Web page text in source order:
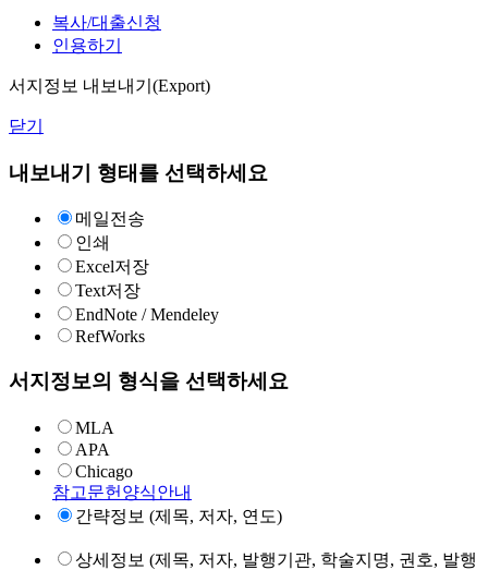
복사/대출신청
인용하기
서지정보 내보내기(Export)
닫기
내보내기 형태를 선택하세요
메일전송
인쇄
Excel저장
Text저장
EndNote / Mendeley
RefWorks
서지정보의 형식을 선택하세요
MLA
APA
Chicago
참고문헌양식안내
간략정보 (제목, 저자, 연도)
상세정보 (제목, 저자, 발행기관, 학술지명, 권호, 발행